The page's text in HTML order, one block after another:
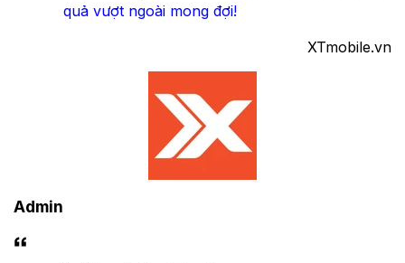
quả vượt ngoài mong đợi!
XTmobile.vn
Admin